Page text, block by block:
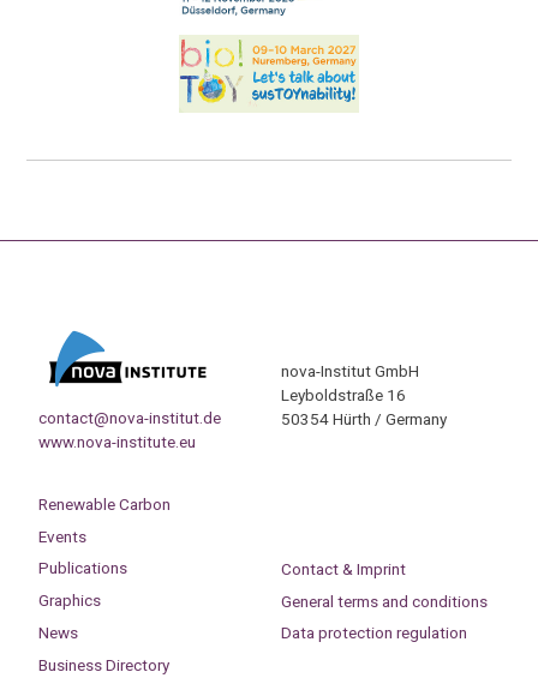
contact@nova-institut.de
www.nova-institute.eu
nova-Institut GmbH
Leyboldstraße 16
50354 Hürth / Germany
Renewable Carbon
Events
Publications
Graphics
News
Business Directory
Contact & Imprint
General terms and conditions
Data protection regulation